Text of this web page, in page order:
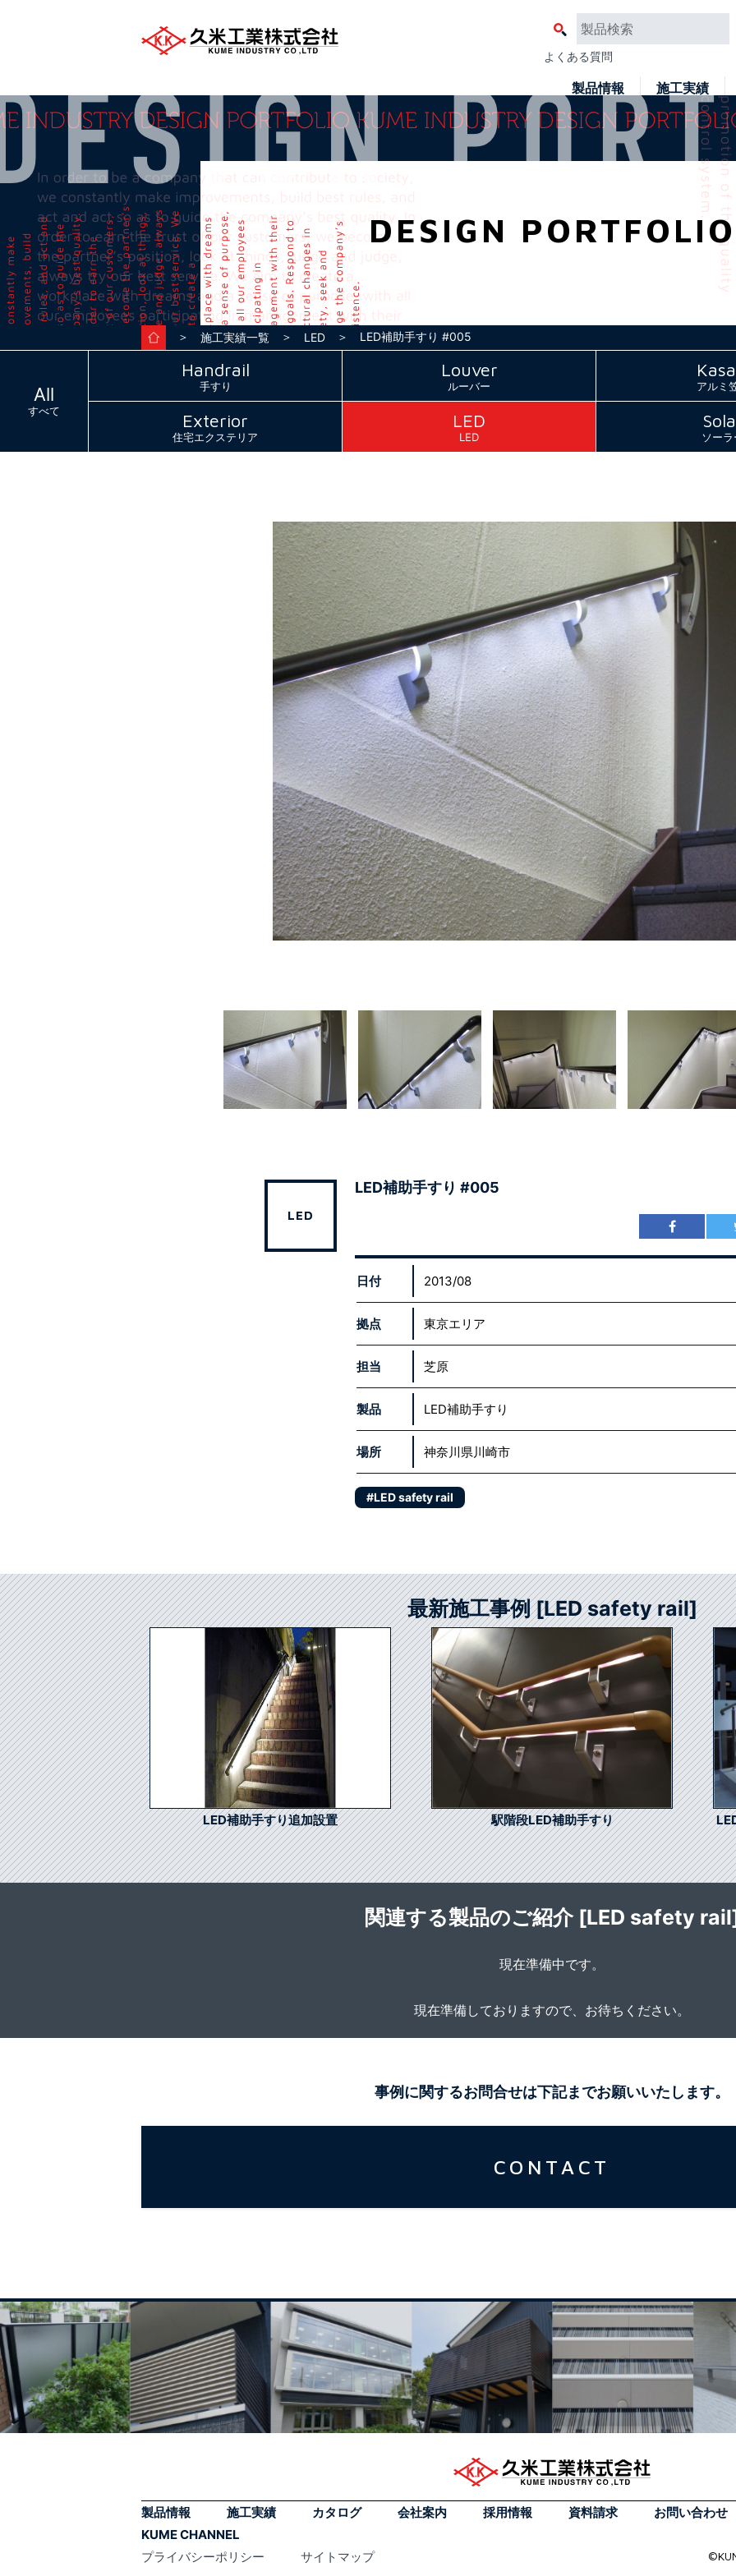
よくある質問
製品情報 施工実績
DESIGN PORTFOLIO
＞ 施工実績一覧 ＞ LED ＞ LED補助手すり #005
All
すべて
Handrail
手すり
Louver
ルーバー アルミ
Exterior
住宅エクステリア
LED
LED ソー
LED
LED補助手すり #005
日付 2013/08
拠点 東京エリア
担当 芝原
製品 LED補助手すり
場所 神奈川県川崎市
#LED safety rail
最新施工事例 [LED safety rail]
LED補助手すり追加設置 駅階段LED補助手すり
関連する製品のご紹介 [LED safety
現在準備中です。
現在準備しておりますので、お待ちください。
事例に関するお問合せは下記までお願いいたします。
CONTACT
製品情報 施工実績 カタログ 会社案内 採用情報 資料請求
お問い合わせ
KUME CHANNEL
プライバシーポリシー
サイトマップ